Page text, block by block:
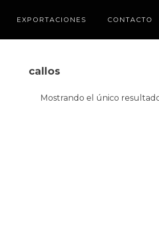
EXPORTACIONES CONTACTO
callos
Mostrando el único